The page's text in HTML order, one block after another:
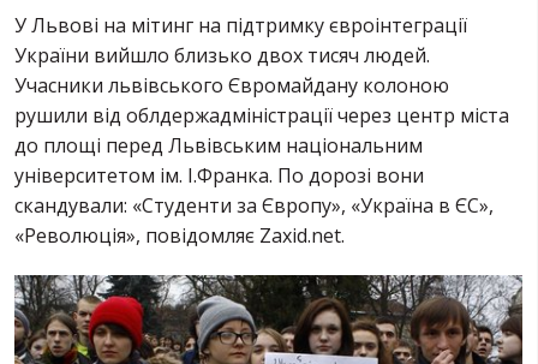
У Львові на мітинг на підтримку євроінтеграції
України вийшло близько двох тисяч людей.
Учасники львівського Євромайдану колоною
рушили від облдержадміністрації через центр міста
до площі перед Львівським національним
університетом ім. І.Франка. По дорозі вони
скандували: «Студенти за Європу», «Україна в ЄС»,
«Революція», повідомляє Zaxid.net.